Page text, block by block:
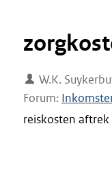
W.K.
Forum:
reiskosten